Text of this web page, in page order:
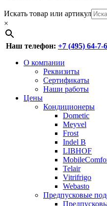
Header
Right
Menu
Перейти
к
содержимому
Искать товар или артикул
×
Наш телефон: +7 (495) 64-7-
Основное
Перейти
содержимому
О компании
Реквизиты
Сертификаты
Наши работы
Цены
Кондиционеры
Dometic
Meyvel
Frost
Indel B
LIBHOF
Telair
Vitrifrigo
Webasto
Предпусковые